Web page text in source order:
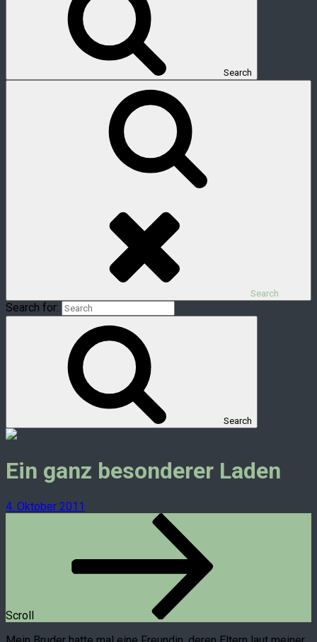
Search
Search
Search for:
Search
Ein ganz besonderer Laden
4. Oktober 2011
Scroll